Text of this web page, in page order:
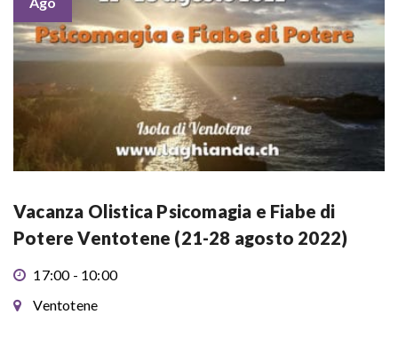
Vacanza Olistica Psicomagia e Fiabe di
Potere Ventotene (21-28 agosto 2022)
17:00 - 10:00
Ventotene